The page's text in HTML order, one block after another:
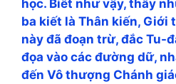
học. Biết như vậy, thấy
ba kiết là Thân kiến, Giới
này đã đoạn trừ, đắc Tu-
đọa vào các đường dữ,
đến Vô thượng Chánh